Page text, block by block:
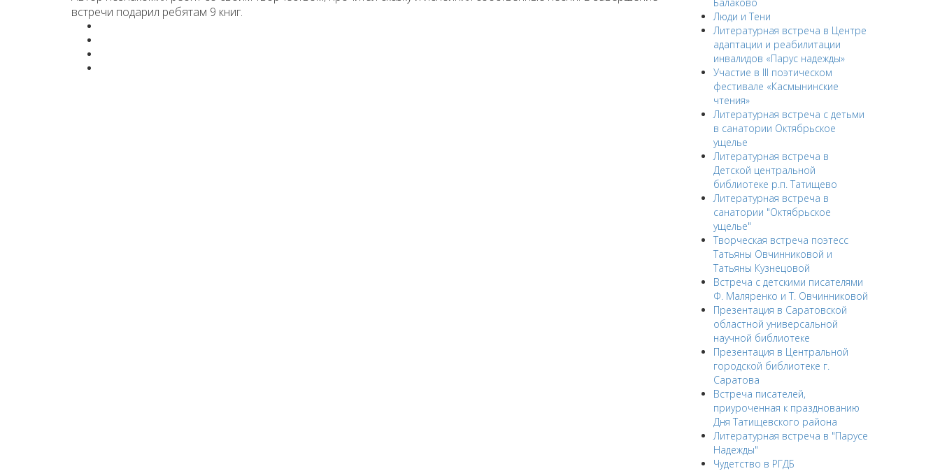
встречи подарил ребятам 9 книг.
Люди и Тени
Литературная встреча в Центре
адаптации и реабилитации
инвалидов «Парус надежды»
Участие в III поэтическом
фестивале «Касмынинские
чтения»
Литературная встреча с детьми
в санатории Октябрьское
ущелье
Литературная встреча в
Детской центральной
библиотеке р.п. Татищево
Литературная встреча в
санатории "Октябрьское
ущелье"
Творческая встреча поэтесс
Татьяны Овчинниковой и
Татьяны Кузнецовой
Встреча с детскими писателями
Ф. Маляренко и Т. Овчинниковой
Презентация в Саратовской
областной универсальной
научной библиотеке
Презентация в Центральной
городской библиотеке г.
Саратова
Встреча писателей,
приуроченная к празднованию
Дня Татищевского района
Литературная встреча в "Парусе
Надежды"
Чудетство в РГДБ